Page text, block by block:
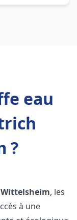
eau
?
Wittelsheim, les
à une